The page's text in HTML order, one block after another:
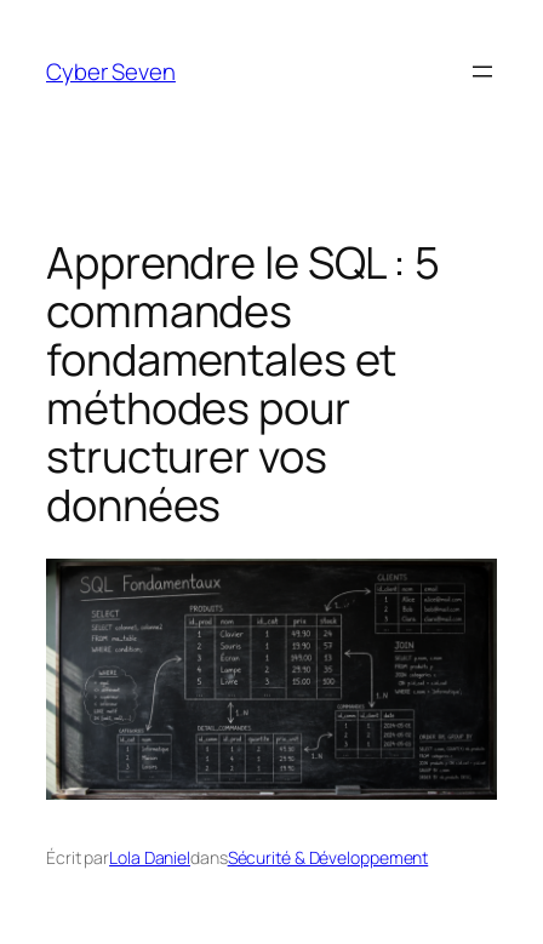
contenu
Cyber Seven
Apprendre le SQL : 5
commandes
fondamentales et
méthodes pour
structurer vos
données
Écrit parLola DanieldansSécurité & Développement